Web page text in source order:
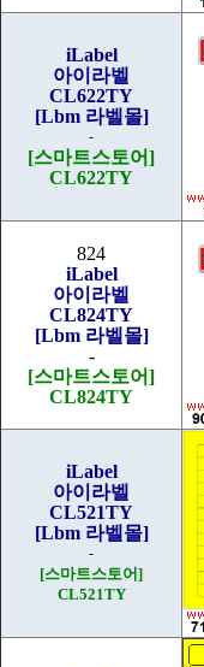
iLabel
아이라벨
CL622TY
[Lbm 라벨몰]
-
[스마트스토어]
CL622TY
824
iLabel
아이라벨
CL824TY
[Lbm 라벨몰]
-
[스마트스토어]
CL824TY
iLabel
아이라벨
CL521TY
[Lbm 라벨몰]
-
[스마트스토어]
CL521TY